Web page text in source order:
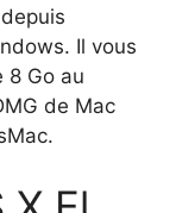
Il vous
8 Go au
de Mac